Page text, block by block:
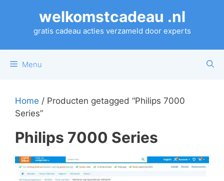
welkomstcadeau .nl
gratis cadeau acties verzameld door experts
Menu
Home / Producten getagged “Philips 7000
Series”
Philips 7000 Series